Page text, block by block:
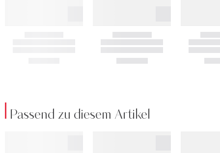
Passend zu diesem Artikel